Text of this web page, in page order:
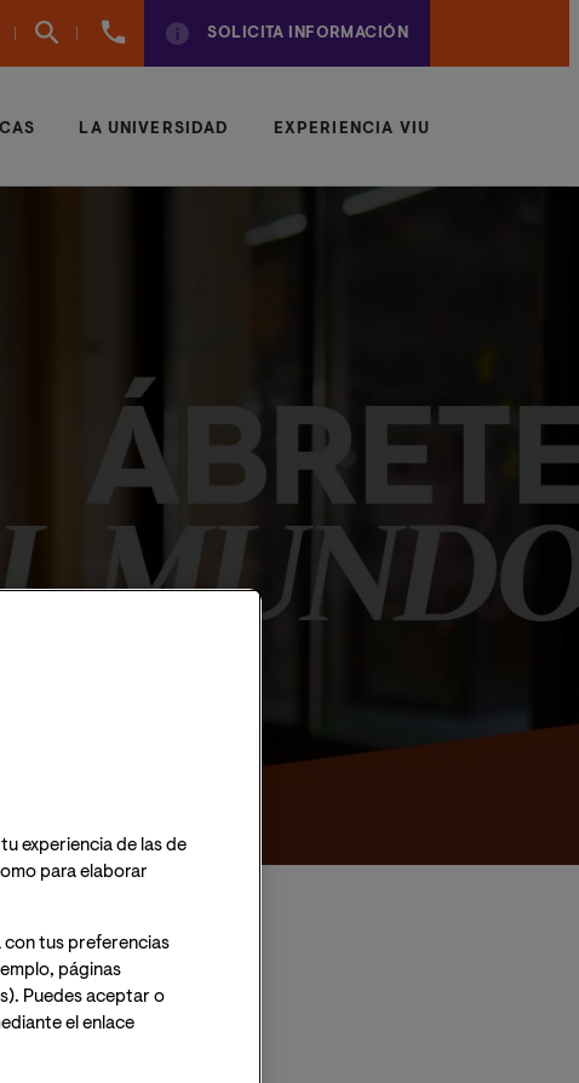
(+34)
SOLICITA INFORMACIÓN
LA UNIVERSIDAD EXPERIENCIA VIU
experiencia de las de
para elaborar
con tus preferencias
páginas
Puedes aceptar o
el enlace